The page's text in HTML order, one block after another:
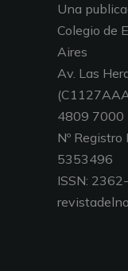
Una
Colegio de
Aires
Av. Las
4809 7000
Nº
5353496
ISSN: